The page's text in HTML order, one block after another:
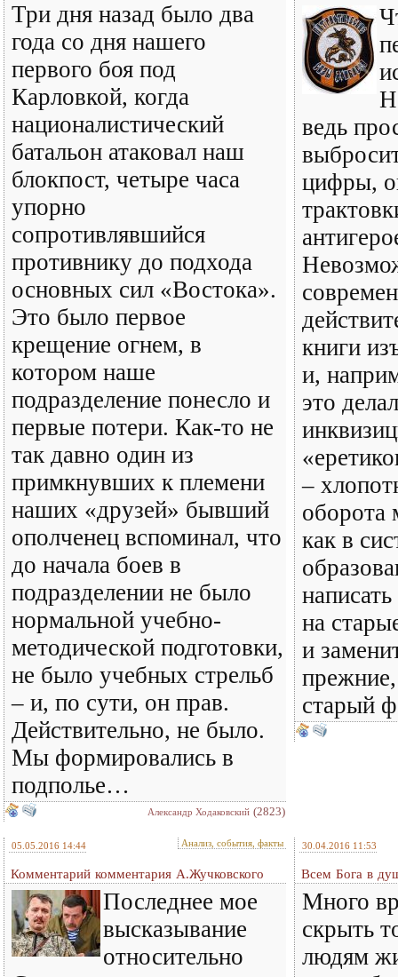
Три дня назад было два
года со дня нашего
первого боя под
Карловкой, когда
националистический
батальон атаковал наш
блокпост, четыре часа
упорно
сопротивлявшийся
противнику до подхода
основных сил «Востока».
Это было первое
крещение огнем, в
котором наше
подразделение понесло и
первые потери. Как-то не
так давно один из
примкнувших к племени
наших «друзей» бывший
ополченец вспоминал, что
до начала боев в
подразделении не было
нормальной учебно-
методической подготовки,
не было учебных стрельб
– и, по сути, он прав.
Действительно, не было.
Мы формировались в
подполье…
Александр Ходаковский (2823)
ведь
цифры,
книги
и,
это
–
оборота
как в
на
и
прежние,
старый
05.05.2016 14:44 Анализ, события, факты
Комментарий комментария А.Жучковского
Последнее мое
высказывание
относительно
30.04.2016 11:53
Всем Бога в
Много
скрыть
людям